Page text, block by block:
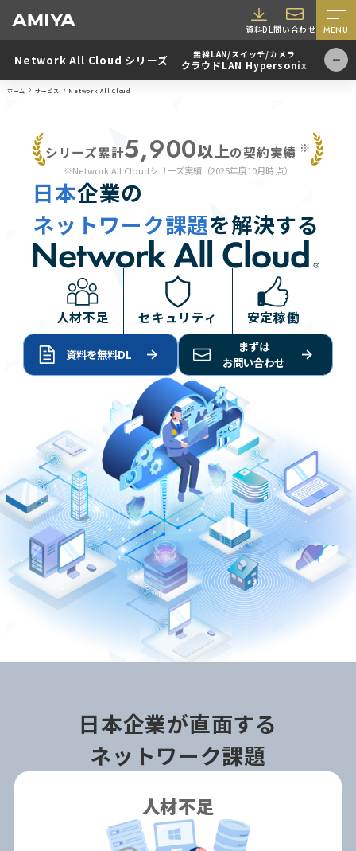
AMIYA
資料DL問い合わせ MENU
採用情報
Network All Cloud シリーズ 無線LAN/スイッチ/カメラ
クラウドLAN Hypersonix
FW
フル
ホーム サービス Network All Cloud
シリーズ累計5,900以上の契約実績 ※
※Network All Cloudシリーズ実績（2025年度10月時点）
日本企業の
ネットワーク課題を解決する
人材不足 セキュリティ 安定稼働
資料を無料DL
まずは
お問い合わせ
日本企業が直面する
ネットワーク課題
人材不足